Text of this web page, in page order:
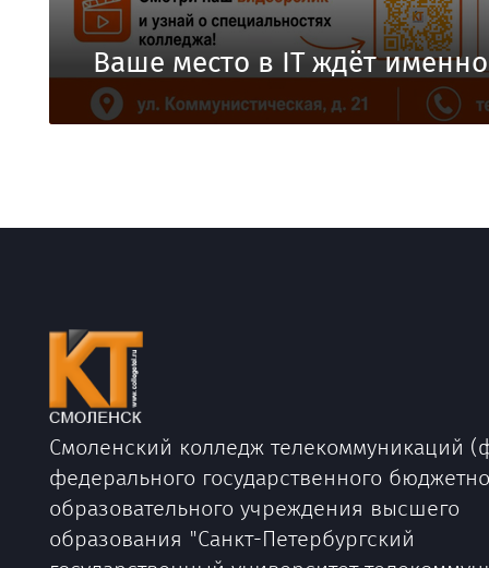
Ваше место в IT ждёт
Смоленский колледж телекоммуникаций
федерального государственного
образовательного учреждения высшего
образования "Санкт-Петербургский